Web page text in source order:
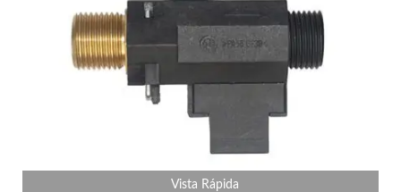
Vista Rápida